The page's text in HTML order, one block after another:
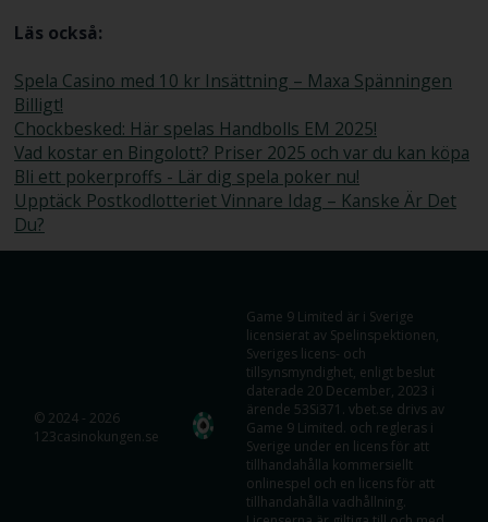
Läs också:
Spela Casino med 10 kr Insättning – Maxa Spänningen
Billigt!
Chockbesked: Här spelas Handbolls EM 2025!
Vad kostar en Bingolott? Priser 2025 och var du kan köpa
Bli ett pokerproffs - Lär dig spela poker nu!
Upptäck Postkodlotteriet Vinnare Idag – Kanske Är Det
Du?
© 2024 - 2026
123casinokungen.se
Game 9 Limited är i Sverige
licensierat av Spelinspektionen,
Sveriges licens- och
tillsynsmyndighet, enligt beslut
daterade 20 December, 2023 i
ärende 53Si371. vbet.se drivs av
Game 9 Limited. och regleras i
Sverige under en licens för att
tillhandahålla kommersiellt
onlinespel och en licens för att
tillhandahålla vadhållning.